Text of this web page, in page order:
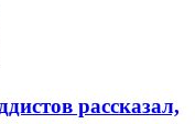
рассказал,